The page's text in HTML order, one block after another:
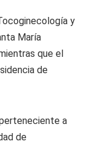
y
María
que el
de
a
de